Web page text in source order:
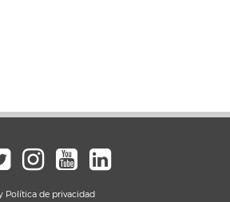
Política de privacidad